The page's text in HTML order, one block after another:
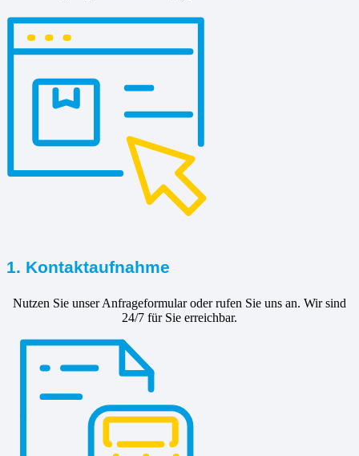
1. Kontaktaufnahme
Nutzen Sie unser Anfrageformular oder rufen Sie uns an. Wir sind
24/7 für Sie erreichbar.